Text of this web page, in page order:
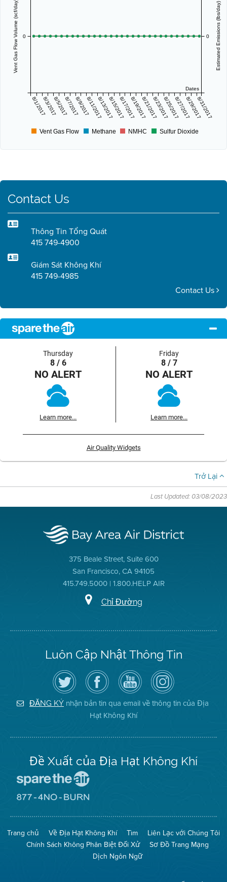
Dates
8/1/20178/3/20178/5/20178/7/20178/9/20178/11/20178/13/20178/15/20178/17/20178/19/20178/21/20178/23/20178/25/20178/27/20178/29/20178/31/2017
Vent Gas Flow Volume (scf/day) 0 Estimated Emissions (lbs/day)
0
Vent Gas Flow Methane NMHC Sulfur Dioxide
Contact Us
Thông Tin Tổng Quát
415 749-4900
Giám Sát Không Khí
415 749-4985
Contact Us
Thursday
8 / 6
NO ALERT
Learn more...
Friday
8 / 7
NO ALERT
Learn more...
Air Quality Widgets
Trở Lại
Last Updated: 03/08/2023
375 Beale Street, Suite 600
San Francisco, CA 94105
415.749.5000 | 1.800.HELP AIR
Chỉ Đường
Luôn Cập Nhật Thông Tin
Hãy
theo
dõi
Địa
Hạt
Không
Truy
cập
Trang
Facebook
của
Địa
Hạt
Kênh
YouTube
của
Địa
Hạt
Không
Khí
Air
District
on
Instagram
ĐĂNG KÝ nhận bản tin qua email về thông tin của Địa
Hạt Không Khí
Đề Xuất của Địa Hạt Không Khí
The
(Bảo
Toàn
Không
Khí)
Mạng
No
Burn
(Không
Đốt)
Trang chủ Về Địa Hạt Không Khí Tìm
Liên Lạc với Chúng Tôi
Chính Sách Không Phân Biệt Đối Xử
Sơ Đồ Trang Mạng
Dịch Ngôn Ngữ